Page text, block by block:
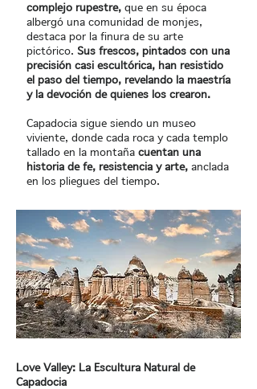
complejo rupestre, que en su época
albergó una comunidad de monjes,
destaca por la finura de su arte
pictórico. Sus frescos, pintados con una
precisión casi escultórica, han resistido
el paso del tiempo, revelando la maestría
y la devoción de quienes los crearon.
Capadocia sigue siendo un museo
viviente, donde cada roca y cada templo
tallado en la montaña cuentan una
historia de fe, resistencia y arte, anclada
en los pliegues del tiempo.
Love Valley: La Escultura Natural de
Capadocia